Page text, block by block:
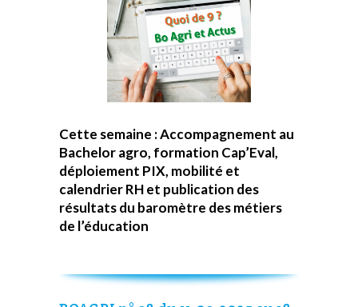
Cette semaine : Accompagnement au
Bachelor agro, formation Cap’Eval,
déploiement PIX, mobilité et
calendrier RH et publication des
résultats du baromètre des métiers
de l’éducation